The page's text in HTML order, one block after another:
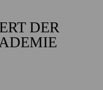
DER